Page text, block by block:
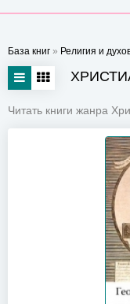
База книг » Религия и
Читать книги жанра